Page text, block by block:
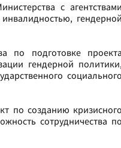
с агентствами
гендерной
по подготовке проекта
гендерной политики,
социального
по созданию кризисного
сотрудничества по